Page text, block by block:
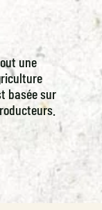
une
basée sur